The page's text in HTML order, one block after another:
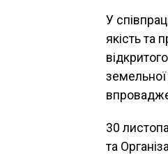
У
якість та
земельної
30
та